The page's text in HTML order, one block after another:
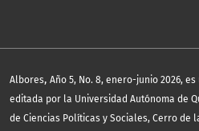
Albores, Año 5, No. 8, enero-junio 2026,
editada por la Universidad Autónoma de
de Ciencias Políticas y Sociales, Cerro de